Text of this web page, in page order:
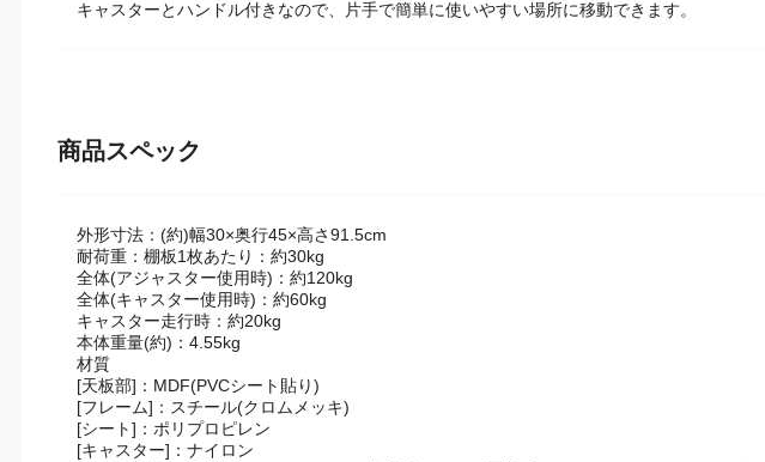
真ん中の棚板位置は3段階の高さ調整が可能、高さを調整すれば家電やキッチンのストック
外形寸法：(約)幅30×奥行45×高さ91.5cm
耐荷重：棚板1枚あたり：約30kg
全体(アジャスター使用時)：約120kg
全体(キャスター使用時)：約60kg
キャスター走行時：約20kg
本体重量(約)：4.55kg
材質
[天板部]：MDF(PVCシート貼り)
[フレーム]：スチール(クロムメッキ)
[シート]：ポリプロピレン